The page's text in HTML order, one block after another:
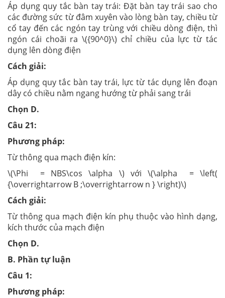
Áp dụng quy tắc bàn tay trái: Đặt bàn tay trái sao cho
các đường sức từ đâm xuyên vào lòng bàn tay, chiều từ
cổ tay đến các ngón tay trùng với chiều dòng điện, thì
ngón cái choãi ra \({90^0}\) chỉ chiều của lực từ tác
dụng lên dòng điện
Cách giải:
Áp dụng quy tắc bàn tay trái, lực từ tác dụng lên đoạn
dây có chiều nằm ngang hướng từ phải sang trái
Chọn D.
Câu 21:
Phương pháp:
Từ thông qua mạch điện kín:
\(\Phi = NBS\cos \alpha \) với \(\alpha = \left(
{\overrightarrow B ;\overrightarrow n } \right)\)
Cách giải:
Từ thông qua mạch điện kín phụ thuộc vào hình dạng,
kích thước của mạch điện
Chọn D.
B. Phần tự luận
Câu 1:
Phương pháp: